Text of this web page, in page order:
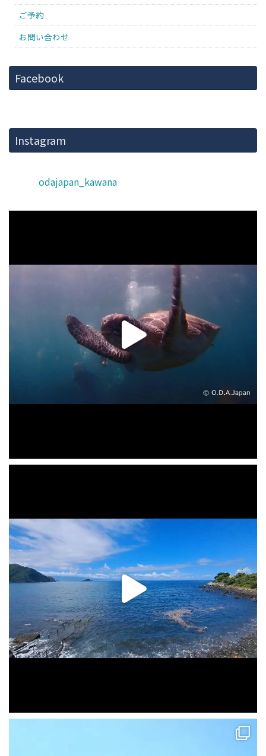
ご予約
お問い合わせ
Facebook
Instagram
odajapan_kawana